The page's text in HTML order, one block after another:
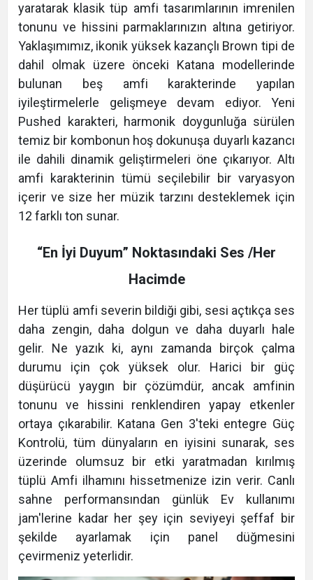
yaratarak klasik tüp amfi tasarımlarının imrenilen
tonunu ve hissini parmaklarınızın altına getiriyor.
Yaklaşımımız, ikonik yüksek kazançlı Brown tipi de
dahil olmak üzere önceki Katana modellerinde
bulunan beş amfi karakterinde yapılan
iyileştirmelerle gelişmeye devam ediyor. Yeni
Pushed karakteri, harmonik doygunluğa sürülen
temiz bir kombonun hoş dokunuşa duyarlı kazancı
ile dahili dinamik geliştirmeleri öne çıkarıyor. Altı
amfi karakterinin tümü seçilebilir bir varyasyon
içerir ve size her müzik tarzını desteklemek için
12 farklı ton sunar.
“En İyi Duyum” Noktasındaki Ses /Her
Hacimde
Her tüplü amfi severin bildiği gibi, sesi açtıkça ses
daha zengin, daha dolgun ve daha duyarlı hale
gelir. Ne yazık ki, aynı zamanda birçok çalma
durumu için çok yüksek olur. Harici bir güç
düşürücü yaygın bir çözümdür, ancak amfinin
tonunu ve hissini renklendiren yapay etkenler
ortaya çıkarabilir. Katana Gen 3'teki entegre Güç
Kontrolü, tüm dünyaların en iyisini sunarak, ses
üzerinde olumsuz bir etki yaratmadan kırılmış
tüplü Amfi ilhamını hissetmenize izin verir. Canlı
sahne performansından günlük Ev kullanımı
jam'lerine kadar her şey için seviyeyi şeffaf bir
şekilde ayarlamak için panel düğmesini
çevirmeniz yeterlidir.